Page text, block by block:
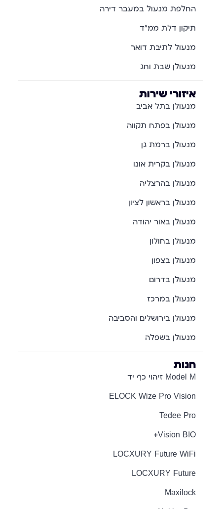
החלפת מנעול במעבר דירה
תיקון דלת ממ"ד
מנעול לתיבת דואר
מנעולן שבת וחג
איזורי שירות
מנעולן בתל אביב
מנעולן בפתח תקווה
מנעולן ברמת גן
מנעולן בקרית אונו
מנעולן בהרצליה
מנעולן בראשון לציון
מנעולן באור יהודה
מנעולן בחולון
מנעולן בצפון
מנעולן בדרום
מנעולן במרכז
מנעולן בירושלים והסביבה
מנעולן בשפלה
חנות
Model M זיהוי כף יד
ELOCK Wize Pro Vision
Tedee Pro
Vision BIO+
LOCXURY Future WiFi
LOCXURY Future
Maxilock